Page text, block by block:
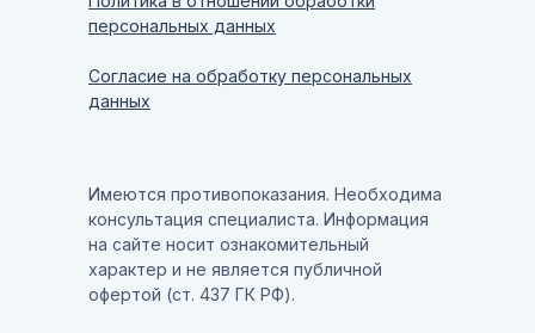
персональных данных
Согласие на обработку персональных
данных
Имеются противопоказания. Необходима
консультация специалиста. Информация
на сайте носит ознакомительный
характер и не является публичной
офертой (ст. 437 ГК РФ).